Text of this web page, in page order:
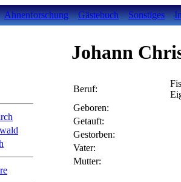
Ahnenforschung Gästebuch Sonstiges
Johann
Beruf:
Geboren:
Getauft:
Gestorben:
Vater:
Mutter: